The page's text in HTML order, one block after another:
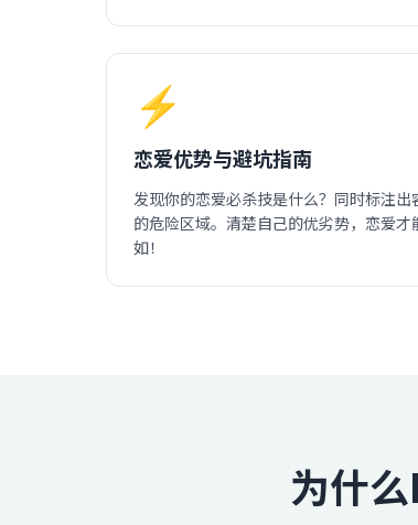
⚡
恋爱优势与避坑指南
发现你的恋爱必杀技是什么？同时标注出
的危险区域。清楚自己的优劣势，恋爱才
如！
为什